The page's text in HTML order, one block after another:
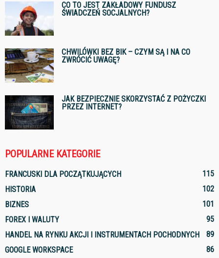
CO TO JEST ZAKŁADOWY FUNDUSZ
ŚWIADCZEŃ SOCJALNYCH?
CHWILÓWKI BEZ BIK – CZYM SĄ I NA CO
ZWRÓCIĆ UWAGĘ?
JAK BEZPIECZNIE SKORZYSTAĆ Z POŻYCZKI
PRZEZ INTERNET?
POPULARNE KATEGORIE
FRANCUSKI DLA POCZĄTKUJĄCYCH
115
HISTORIA
102
BIZNES
101
FOREX I WALUTY
95
HANDEL NA RYNKU AKCJI I INSTRUMENTACH POCHODNYCH
89
GOOGLE WORKSPACE
86